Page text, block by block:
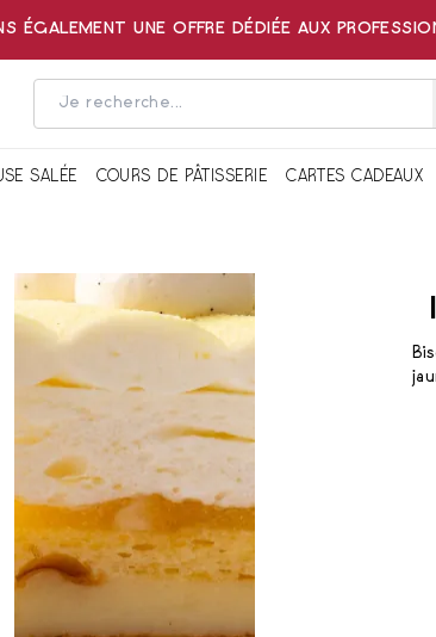
ÉGALEMENT UNE OFFRE DÉDIÉE AUX
SALÉE COURS DE PÂTISSERIE CARTES CADEAUX